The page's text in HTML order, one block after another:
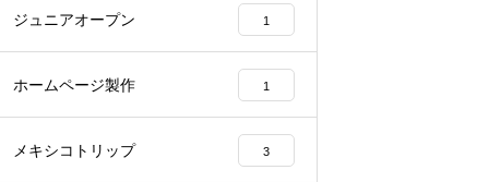
ジュニアオープン 1
ホームページ製作 1
メキシコトリップ 3